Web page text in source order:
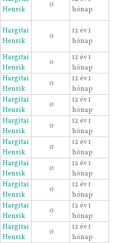
Henrik
0
hónap
Hargitai
Henrik
0
12 év 1
hónap
Hargitai
Henrik
0
12 év 1
hónap
Hargitai
Henrik
0
12 év 1
hónap
Hargitai
Henrik
0
12 év 1
hónap
Hargitai
Henrik
0
12 év 1
hónap
Hargitai
Henrik
0
12 év 1
hónap
Hargitai
Henrik
0
12 év 1
hónap
Hargitai
Henrik
0
12 év 1
hónap
Hargitai
Henrik
0
12 év 1
hónap
Hargitai
Henrik
0
12 év 1
hónap